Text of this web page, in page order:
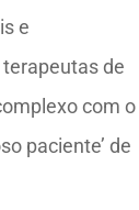
e
de
com o
paciente’ de